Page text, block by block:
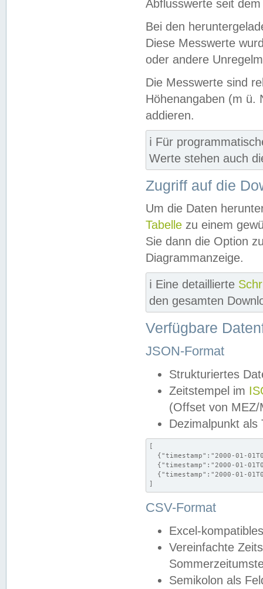
Abflusswerte seit
Bei den
Diese Messwerte
oder andere
Die Messwerte sind
Höhenangaben (m ü.
addieren.
ℹ️ Für
Werte stehen auch
Zugriff auf die
Um die Daten
Tabelle zu einem
Sie dann die Option
Diagrammanzeige.
ℹ️ Eine detaillierte
den gesamten
Verfügbare
JSON-Format
Strukturiertes
Zeitstempel im
(Offset von MEZ/
Dezimalpunkt als
[
{"timestamp":"2000-01-
{"timestamp":"2000-01-
{"timestamp":"2000-01-
]
CSV-Format
Excel-
Vereinfachte
Semikolon als